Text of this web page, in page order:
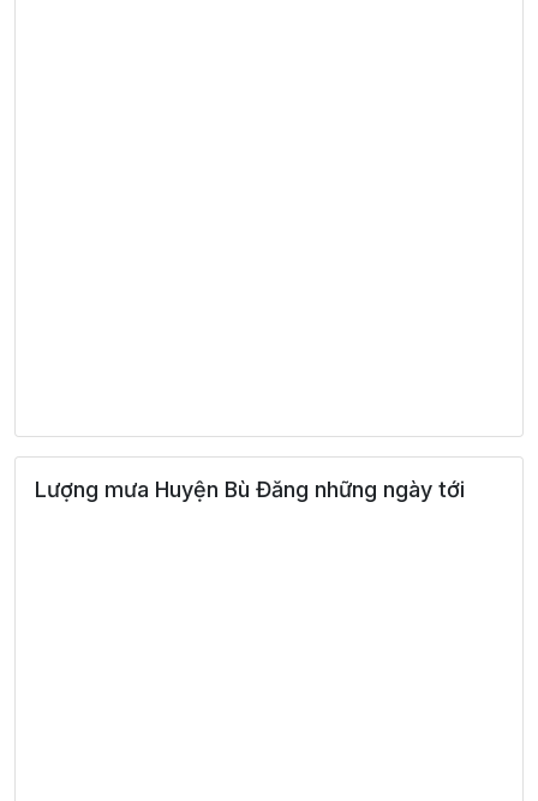
Lượng mưa Huyện Bù Đăng những ngày tới